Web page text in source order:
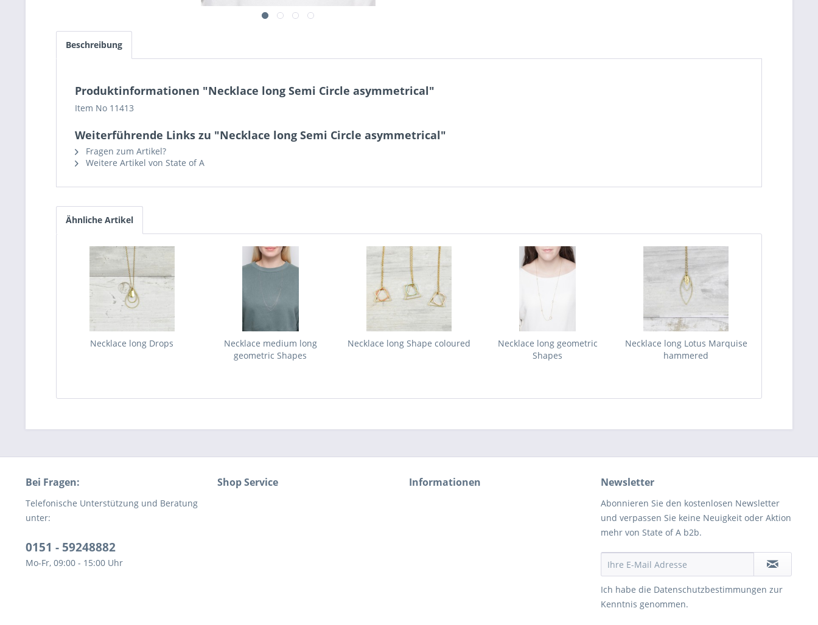
Beschreibung
Produktinformationen "Necklace long Semi Circle asymmetrical"
Item No 11413
Weiterführende Links zu "Necklace long Semi Circle asymmetrical"
Fragen zum Artikel?
Weitere Artikel von State of A
Ähnliche Artikel
Necklace long Drops
Necklace medium long
geometric Shapes
Necklace long Shape coloured
Necklace long geometric
Shapes
Necklace long Lotus Marquise
hammered
Bei Fragen:
Telefonische Unterstützung und Beratung
unter:
0151 - 59248882
Mo-Fr, 09:00 - 15:00 Uhr
Shop Service Informationen Newsletter
Abonnieren Sie den kostenlosen Newsletter
und verpassen Sie keine Neuigkeit oder Aktion
mehr von State of A b2b.
Ich habe die Datenschutzbestimmungen zur
Kenntnis genommen.